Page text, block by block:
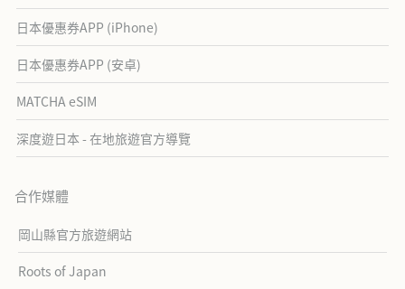
日本優惠券APP (iPhone)
日本優惠券APP (安卓)
MATCHA eSIM
深度遊日本 - 在地旅遊官方導覽
合作媒體
岡山縣官方旅遊網站
Roots of Japan